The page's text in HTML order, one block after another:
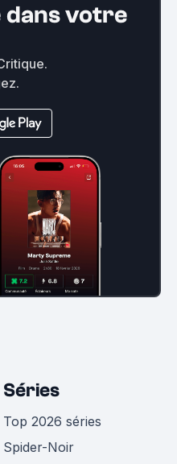
votre
Séries
Top 2026 séries
Spider-Noir